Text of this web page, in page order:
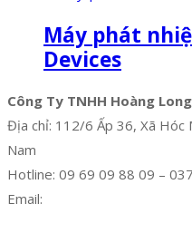
Máy phát
Devices
Công Ty TNHH Hoàng
Địa chỉ: 112/6 Ấp 36, Xã Hóc
Nam
Hotline: 09 69 09 88 09 –
Email: